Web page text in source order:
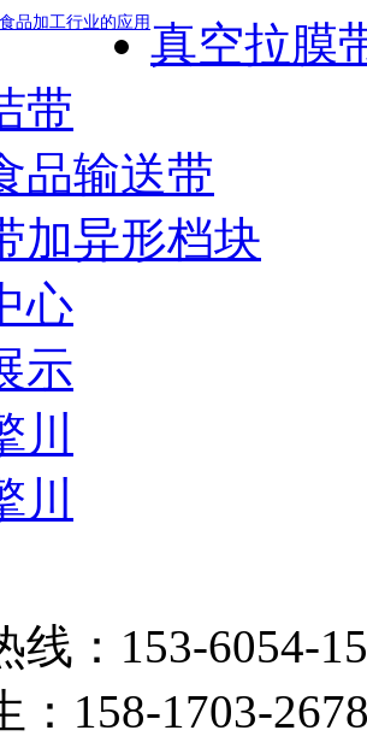
品加工行业的应用真空拉膜
带
品输送带
加异形档块
心
示
川
川
线：153-6054-
：158-1703-